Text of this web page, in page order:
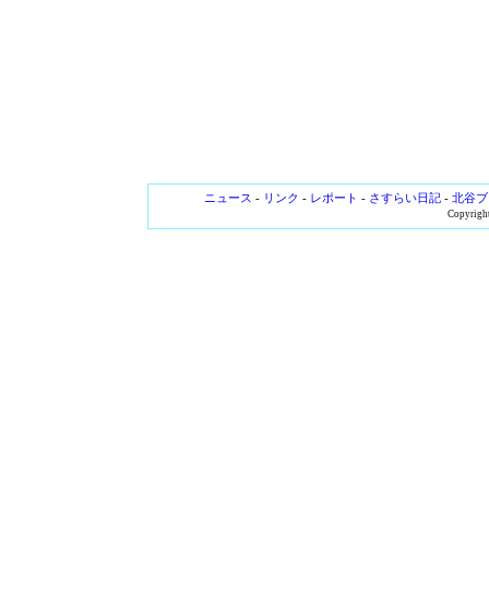
ニュース - リンク - レポート - さすらい日記- 北谷